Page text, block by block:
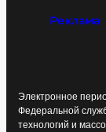
Реклама
Электронное
Федеральной
технологий и